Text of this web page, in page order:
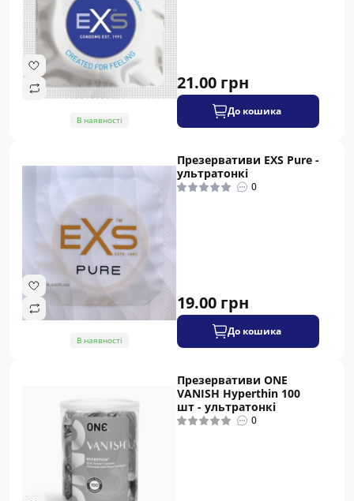
В наявності
21.00 грн
До кошика
В наявності
Презервативи EXS Pure -
ультратонкі
0
19.00 грн
До кошика
Презервативи ONE
VANISH Hyperthin 100
шт - ультратонкі
0